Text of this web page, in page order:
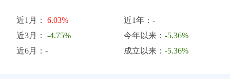
近1月： 6.03%
近3月： -4.75%
近6月：-
近1年：-
今年以来：-5.36%
成立以来：-5.36%